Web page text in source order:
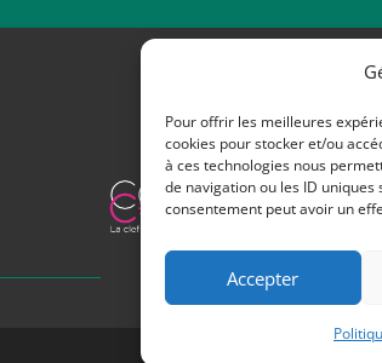
Pour offrir les meilleures
cookies pour stocker et/ou
à ces technologies nous
de navigation ou les ID
consentement peut avoir un
Accepter